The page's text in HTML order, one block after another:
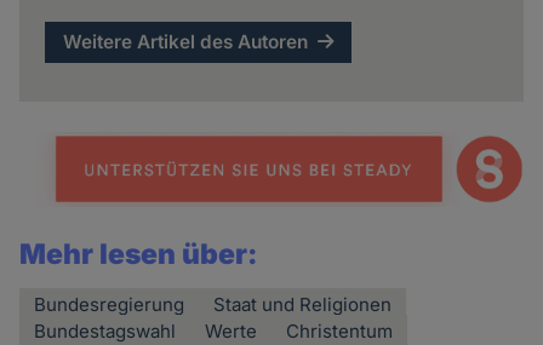
Weitere Artikel des Autoren
Mehr lesen über:
Bundesregierung
Staat und Religionen
Bundestagswahl
Werte Christentum